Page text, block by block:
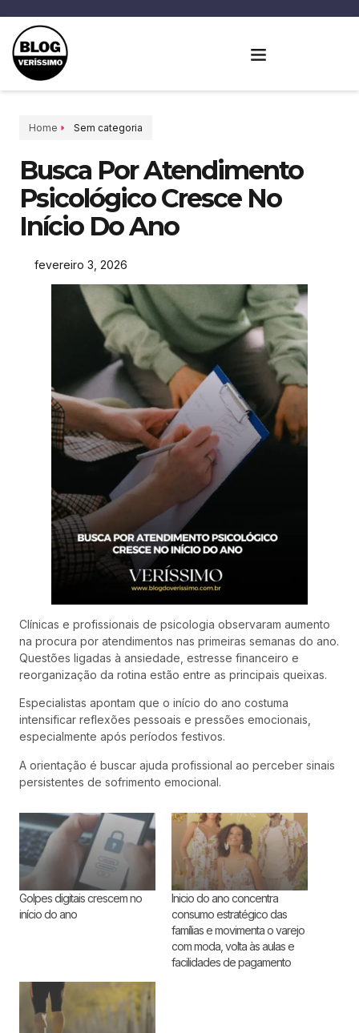
Home Sem categoria
Busca Por Atendimento
Psicológico Cresce No
Início Do Ano
fevereiro 3, 2026
Clínicas e profissionais de psicologia observaram aumento
na procura por atendimentos nas primeiras semanas do ano.
Questões ligadas à ansiedade, estresse financeiro e
reorganização da rotina estão entre as principais queixas.
Especialistas apontam que o início do ano costuma
intensificar reflexões pessoais e pressões emocionais,
especialmente após períodos festivos.
A orientação é buscar ajuda profissional ao perceber sinais
persistentes de sofrimento emocional.
Golpes digitais crescem no
início do ano
Inicio do ano concentra
consumo estratégico das
famílias e movimenta o varejo
com moda, volta às aulas e
facilidades de pagamento